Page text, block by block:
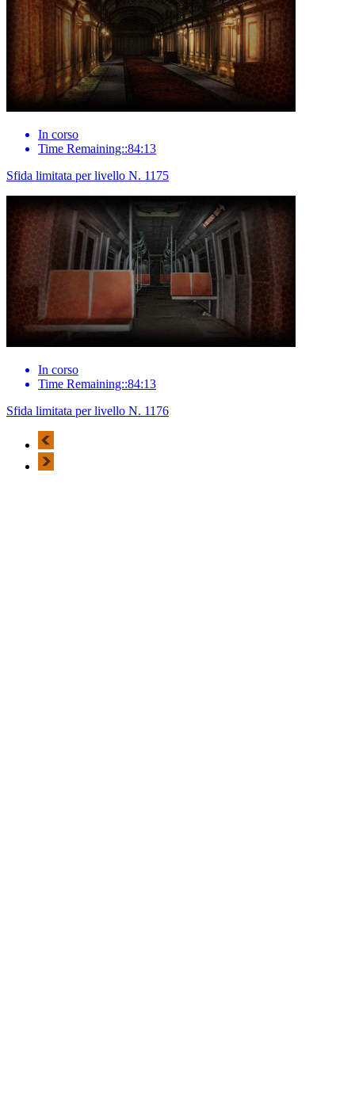
In corso
Time Remaining::84:13
Sfida limitata per livello N. 1175
In corso
Time Remaining::84:13
Sfida limitata per livello N. 1176